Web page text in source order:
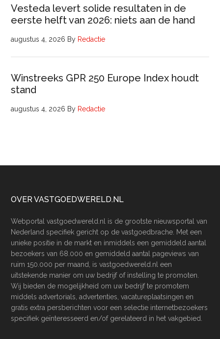
Vesteda levert solide resultaten in de
eerste helft van 2026: niets aan de hand
augustus 4, 2026 By Redactie
Winstreeks GPR 250 Europe Index houdt
stand
augustus 4, 2026 By Redactie
Footer
OVER VASTGOEDWERELD.NL
Webportal vastgoedwereld.nl is de grootste nieuwsportal van
Nederland specifiek gericht op de vastgoedbrache. Met een
unieke positie in de markt en inmiddels een gemiddeld aantal
bezoekers van 68.000 en gemiddeld aantal pageviews van
ruim 150.000 per maand, is vastgoedwereld.nl een
uitstekende manier om uw bedrijf of instelling te promoten.
Wij bieden de mogelijkheid om uw bedrijf te promotem
middels advertorials, advertenties, vacatureplaatsingen en
gratis extra persberichten voor een selectie internetbezoekers
specifiek geïnteresseerd en/of gerelateerd in het vakgebied.